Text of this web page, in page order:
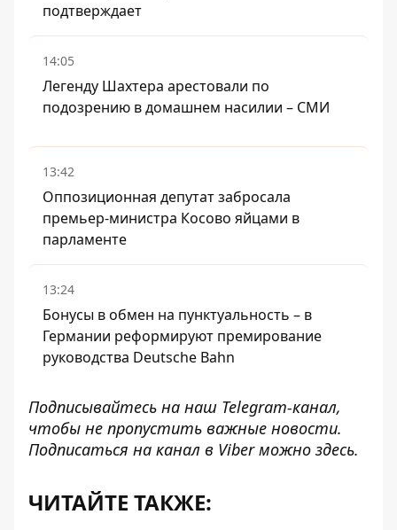
подтверждает
14:05
Легенду Шахтера арестовали по
подозрению в домашнем насилии – СМИ
13:42
Оппозиционная депутат забросала
премьер-министра Косово яйцами в
парламенте
13:24
Бонусы в обмен на пунктуальность – в
Германии реформируют премирование
руководства Deutsche Bahn
Подписывайтесь на наш Telegram-канал,
чтобы не пропустить важные новости.
Подписаться на канал в Viber можно здесь.
ЧИТАЙТЕ ТАКЖЕ: